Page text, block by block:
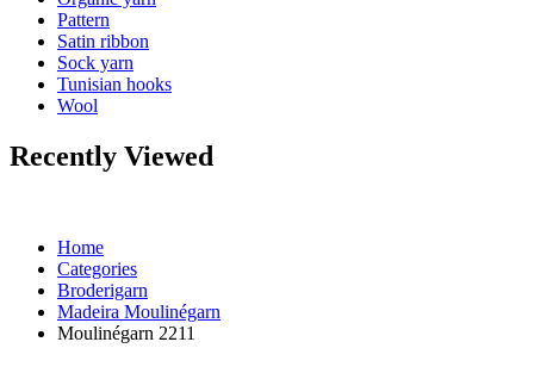
Pattern
Satin ribbon
Sock yarn
Tunisian hooks
Wool
Recently Viewed
Home
Categories
Broderigarn
Madeira Moulinégarn
Moulinégarn 2211